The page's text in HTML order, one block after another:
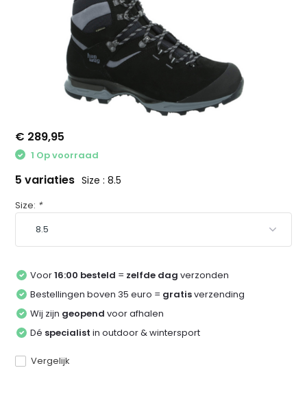
€ 289,95
1 Op voorraad
5 variaties Size : 8.5
Size: *
Voor16:00 besteld = zelfde dag verzonden
Bestellingen boven 35 euro = gratisverzending
Wij zijn geopend voor afhalen
Dé specialist in outdoor & wintersport
Vergelijk